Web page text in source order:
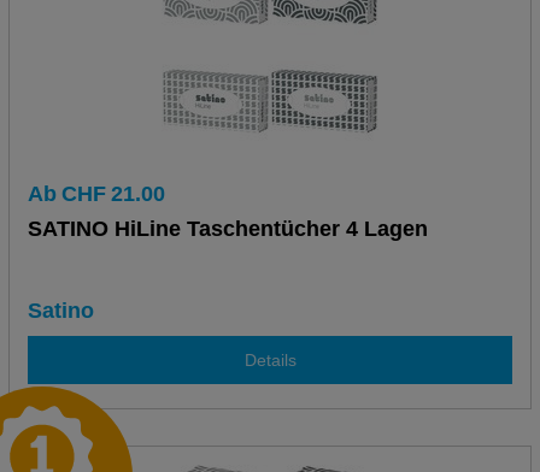
Ab CHF 21.00
SATINO HiLine Taschentücher 4 Lagen
Satino
Details